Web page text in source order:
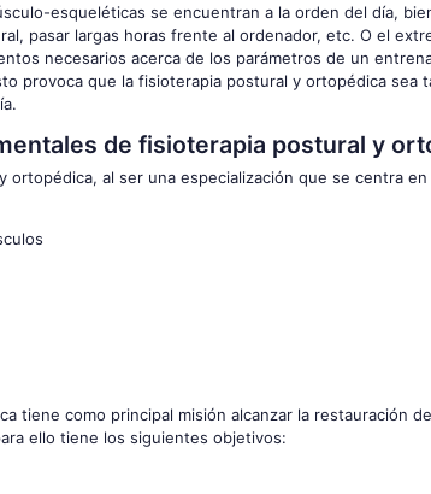
esqueléticas se encuentran a la orden del día,
pasar largas horas frente al ordenador, etc. O el
necesarios acerca de los parámetros de un
provoca que la fisioterapia postural y ortopédica sea
de fisioterapia postural y
ortopédica, al ser una especialización que se centra
tiene como principal misión alcanzar la restauración
ello tiene los siguientes objetivos: